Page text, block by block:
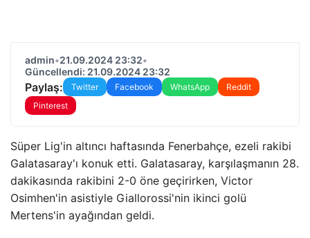
admin•21.09.2024 23:32•
Güncellendi: 21.09.2024 23:32
Paylaş: Twitter Facebook WhatsApp
Reddit
Pinterest
Süper Lig'in altıncı haftasında Fenerbahçe, ezeli rakibi
Galatasaray'ı konuk etti. Galatasaray, karşılaşmanın 28.
dakikasında rakibini 2-0 öne geçirirken, Victor
Osimhen'in asistiyle Giallorossi'nin ikinci golü
Mertens'in ayağından geldi.